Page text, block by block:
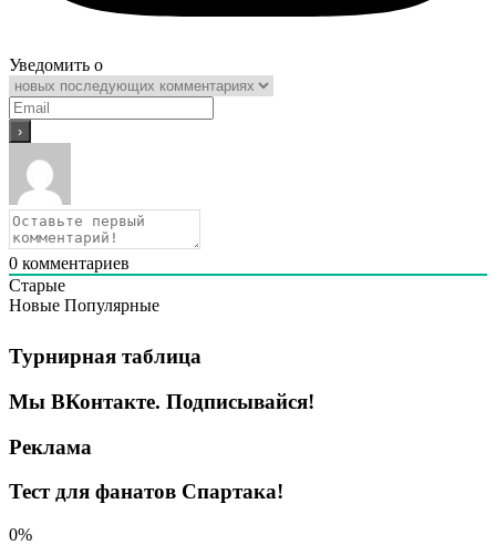
Уведомить о
0 комментариев
Старые
Новые Популярные
Турнирная таблица
Мы ВКонтакте. Подписывайся!
Реклама
Тест для фанатов Спартака!
0%